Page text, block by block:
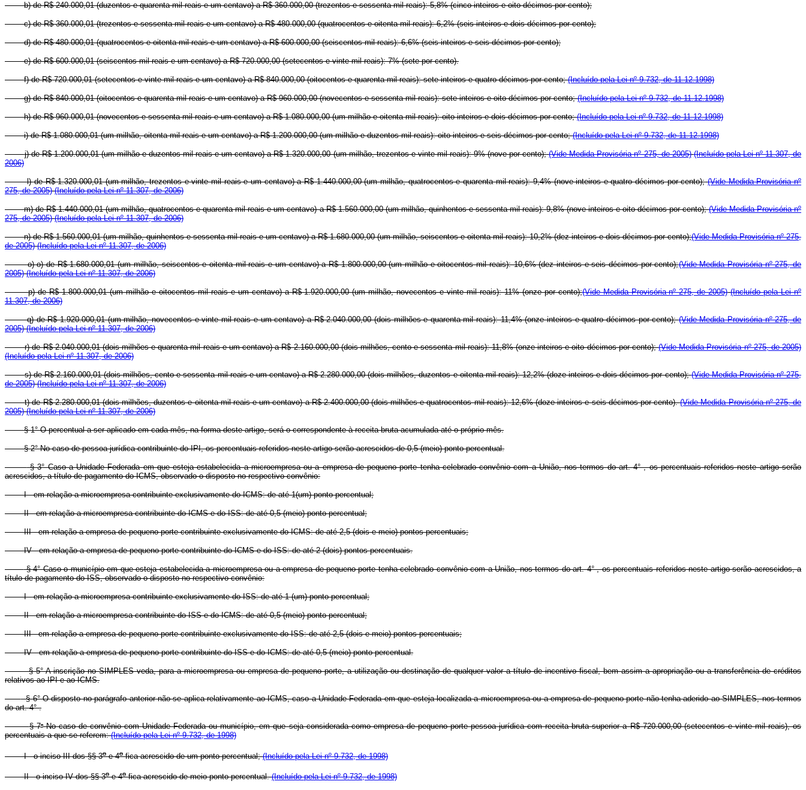
b) de R$ 240.000,01 (duzentos e quarenta mil reais e um centavo) a R$ 360.000,00 (trezentos e sessenta mil reais): 5,8% (cinco inteiros e oito décimos por cento);
c) de R$ 360.000,01 (trezentos e sessenta mil reais e um centavo) a R$ 480.000,00 (quatrocentos e oitenta mil reais): 6,2% (seis inteiros e dois décimos por cento);
d) de R$ 480.000,01 (quatrocentos e oitenta mil reais e um centavo) a R$ 600.000,00 (seiscentos mil reais): 6,6% (seis inteiros e seis décimos por cento);
e) de R$ 600.000,01 (seiscentos mil reais e um centavo) a R$ 720.000,00 (setecentos e vinte mil reais): 7% (sete por cento).
f) de R$ 720.000,01 (setecentos e vinte mil reais e um centavo) a R$ 840.000,00 (oitocentos e quarenta mil reais): sete inteiros e quatro décimos por cento;(Incluído pela Lei nº 9.732, de 11.12.1998)
g) de R$ 840.000,01 (oitocentos e quarenta mil reais e um centavo) a R$ 960.000,00 (novecentos e sessenta mil reais): sete inteiros e oito décimos por cento;(Incluído pela Lei nº 9.732, de 11.12.1998)
h) de R$ 960.000,01 (novecentos e sessenta mil reais e um centavo) a R$ 1.080.000,00 (um milhão e oitenta mil reais): oito inteiros e dois décimos por cento;(Incluído pela Lei nº 9.732, de 11.12.1998)
i) de R$ 1.080.000,01 (um milhão, oitenta mil reais e um centavo) a R$ 1.200.000,00 (um milhão e duzentos mil reais): oito inteiros e seis décimos por cento;(Incluído pela Lei nº 9.732, de 11.12.1998)
j)de R$ 1.200.000,01 (um milhão e duzentos mil reais e um centavo) a R$ 1.320.000,00 (um milhão, trezentos e vinte mil reais): 9% (nove por cento); (Vide Medida Provisória nº 275, de 2005) (Incluído pela Lei nº 11.307, de
2006)
l)de R$ 1.320.000,01 (um milhão, trezentos e vinte mil reais e um centavo) a R$ 1.440.000,00 (um milhão, quatrocentos e quarenta mil reais): 9,4% (nove inteiros e quatro décimos por cento); (Vide Medida Provisória nº
275, de 2005) (Incluído pela Lei nº 11.307, de 2006)
m)de R$ 1.440.000,01 (um milhão, quatrocentos e quarenta mil reais e um centavo) a R$ 1.560.000,00 (um milhão, quinhentos e sessenta mil reais): 9,8% (nove inteiros e oito décimos por cento);(Vide Medida Provisória nº
275, de 2005) (Incluído pela Lei nº 11.307, de 2006)
n)de R$ 1.560.000,01 (um milhão, quinhentos e sessenta mil reais e um centavo) a R$ 1.680.000,00 (um milhão, seiscentos e oitenta mil reais): 10,2% (dez inteiros e dois décimos por cento);(Vide Medida Provisória nº 275,
de 2005) (Incluído pela Lei nº 11.307, de 2006)
o)o) de R$ 1.680.000,01 (um milhão, seiscentos e oitenta mil reais e um centavo) a R$ 1.800.000,00 (um milhão e oitocentos mil reais): 10,6% (dez inteiros e seis décimos por cento);(Vide Medida Provisória nº 275, de
2005) (Incluído pela Lei nº 11.307, de 2006)
p)de R$ 1.800.000,01 (um milhão e oitocentos mil reais e um centavo) a R$ 1.920.000,00 (um milhão, novecentos e vinte mil reais): 11% (onze por cento);(Vide Medida Provisória nº 275, de 2005) (Incluído pela Lei nº
11.307, de 2006)
q)de R$ 1.920.000,01 (um milhão, novecentos e vinte mil reais e um centavo) a R$ 2.040.000,00 (dois milhões e quarenta mil reais): 11,4% (onze inteiros e quatro décimos por cento);(Vide Medida Provisória nº 275, de
2005) (Incluído pela Lei nº 11.307, de 2006)
r)de R$ 2.040.000,01 (dois milhões e quarenta mil reais e um centavo) a R$ 2.160.000,00 (dois milhões, cento e sessenta mil reais): 11,8% (onze inteiros e oito décimos por cento);(Vide Medida Provisória nº 275, de 2005)
(Incluído pela Lei nº 11.307, de 2006)
s)de R$ 2.160.000,01 (dois milhões, cento e sessenta mil reais e um centavo) a R$ 2.280.000,00 (dois milhões, duzentos e oitenta mil reais): 12,2% (doze inteiros e dois décimos por cento); (Vide Medida Provisória nº 275,
de 2005) (Incluído pela Lei nº 11.307, de 2006)
t)de R$ 2.280.000,01 (dois milhões, duzentos e oitenta mil reais e um centavo) a R$ 2.400.000,00 (dois milhões e quatrocentos mil reais): 12,6% (doze inteiros e seis décimos por cento).(Vide Medida Provisória nº 275, de
2005) (Incluído pela Lei nº 11.307, de 2006)
§ 1° O percentual a ser aplicado em cada mês, na forma deste artigo, será o correspondente à receita bruta acumulada até o próprio mês.
§ 2° No caso de pessoa jurídica contribuinte do IPI, os percentuais referidos neste artigo serão acrescidos de 0,5 (meio) ponto percentual.
§ 3° Caso a Unidade Federada em que esteja estabelecida a microempresa ou a empresa de pequeno porte tenha celebrado convênio com a União, nos termos do art. 4° , os percentuais referidos neste artigo serão
acrescidos, a título de pagamento do ICMS, observado o disposto no respectivo convênio:
I - em relação a microempresa contribuinte exclusivamente do ICMS: de até 1(um) ponto percentual;
II - em relação a microempresa contribuinte do ICMS e do ISS: de até 0,5 (meio) ponto percentual;
III - em relação a empresa de pequeno porte contribuinte exclusivamente do ICMS: de até 2,5 (dois e meio) pontos percentuais;
IV - em relação a empresa de pequeno porte contribuinte do ICMS e do ISS: de até 2 (dois) pontos percentuais.
§ 4° Caso o município em que esteja estabelecida a microempresa ou a empresa de pequeno porte tenha celebrado convênio com a União, nos termos do art. 4° , os percentuais referidos neste artigo serão acrescidos, a
título de pagamento do ISS, observado o disposto no respectivo convênio:
I - em relação a microempresa contribuinte exclusivamente do ISS: de até 1 (um) ponto percentual;
II - em relação a microempresa contribuinte do ISS e do ICMS: de até 0,5 (meio) ponto percentual;
III - em relação a empresa de pequeno porte contribuinte exclusivamente do ISS: de até 2,5 (dois e meio) pontos percentuais;
IV - em relação a empresa de pequeno porte contribuinte do ISS e do ICMS: de até 0,5 (meio) ponto percentual.
§ 5° A inscrição no SIMPLES veda, para a microempresa ou empresa de pequeno porte, a utilização ou destinação de qualquer valor a título de incentivo fiscal, bem assim a apropriação ou a transferência de créditos
relativos ao IPI e ao ICMS.
§ 6° O disposto no parágrafo anterior não se aplica relativamente ao ICMS, caso a Unidade Federada em que esteja localizada a microempresa ou a empresa de pequeno porte não tenha aderido ao SIMPLES, nos termos
do art. 4° .
§ 7oNo caso de convênio com Unidade Federada ou município, em que seja considerada como empresa de pequeno porte pessoa jurídica com receita bruta superior a R$ 720.000,00 (setecentos e vinte mil reais), os
percentuais a que se referem:(Incluído pela Lei nº 9.732, de 1998)
I - o inciso III dos §§ 3oe 4ofica acrescido de um ponto percentual;(Incluído pela Lei nº 9.732, de 1998)
II - o inciso IV dos §§ 3oe 4ofica acrescido de meio ponto percentual.(Incluído pela Lei nº 9.732, de 1998)